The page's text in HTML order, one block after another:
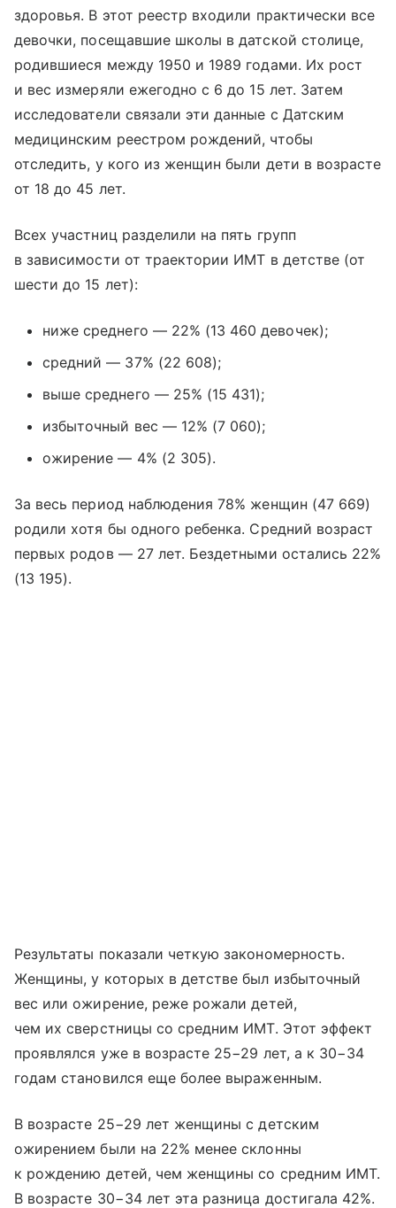
здоровья. В этот реестр входили практически все
девочки, посещавшие школы в датской столице,
родившиеся между 1950 и 1989 годами. Их рост
и вес измеряли ежегодно с 6 до 15 лет. Затем
исследователи связали эти данные с Датским
медицинским реестром рождений, чтобы
отследить, у кого из женщин были дети в возрасте
от 18 до 45 лет.
Всех участниц разделили на пять групп
в зависимости от траектории ИМТ в детстве (от
шести до 15 лет):
ниже среднего — 22% (13 460 девочек);
средний — 37% (22 608);
выше среднего — 25% (15 431);
избыточный вес — 12% (7 060);
ожирение — 4% (2 305).
За весь период наблюдения 78% женщин (47 669)
родили хотя бы одного ребенка. Средний возраст
первых родов — 27 лет. Бездетными остались 22%
(13 195).
Результаты показали четкую закономерность.
Женщины, у которых в детстве был избыточный
вес или ожирение, реже рожали детей,
чем их сверстницы со средним ИМТ. Этот эффект
проявлялся уже в возрасте 25−29 лет, а к 30−34
годам становился еще более выраженным.
В возрасте 25−29 лет женщины с детским
ожирением были на 22% менее склонны
к рождению детей, чем женщины со средним ИМТ.
В возрасте 30−34 лет эта разница достигала 42%.